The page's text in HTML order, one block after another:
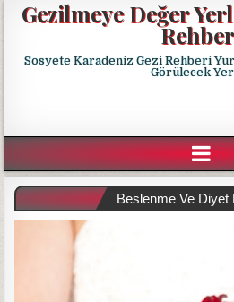
Gezilmeye Değer
Sosyete Karadeniz Gezi Rehberi
Görülecek
Beslenme Ve Diyet